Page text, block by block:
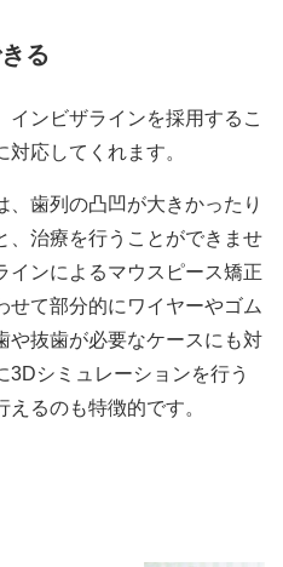
る
ンビザラインを採用するこ
応してくれます。
歯列の凸凹が大きかったり
、治療を行うことができませ
インによるマウスピース矯正
せて部分的にワイヤーやゴム
や抜歯が必要なケースにも対
3Dシミュレーションを行う
るのも特徴的です。